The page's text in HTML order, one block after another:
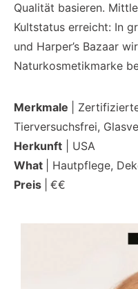
Qualität basieren.
Kultstatus erreicht: In
und Harper’s Bazaar
Naturkosmetikmarke
Merkmale
|
Tierversuchsfrei,
Herkunft | USA
What
| Hautpflege,
Preis
€€